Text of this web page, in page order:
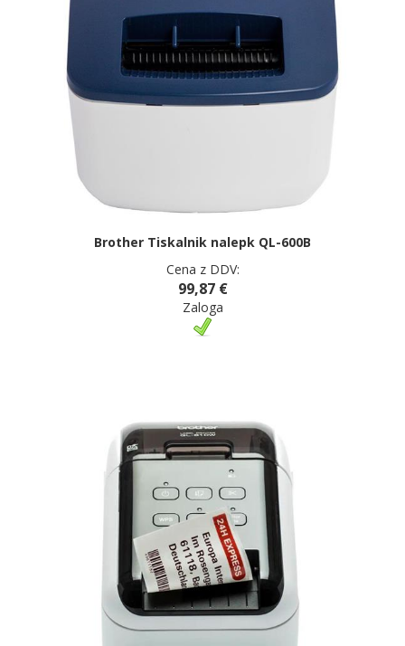
Brother Tiskalnik nalepk QL-600B
Cena z DDV:
99,87 €
Zaloga